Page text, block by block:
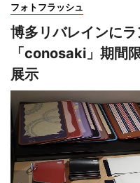
フォトフラッシュ
博多リバレインに
「conosaki」期間
展示